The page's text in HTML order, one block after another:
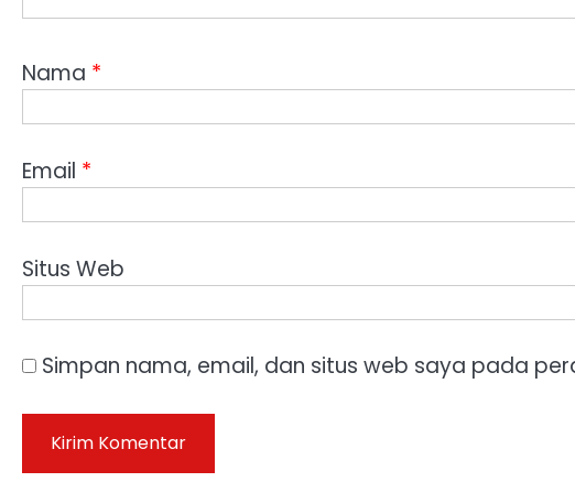
Nama *
Email *
Situs Web
Simpan nama, email, dan situs web saya pada